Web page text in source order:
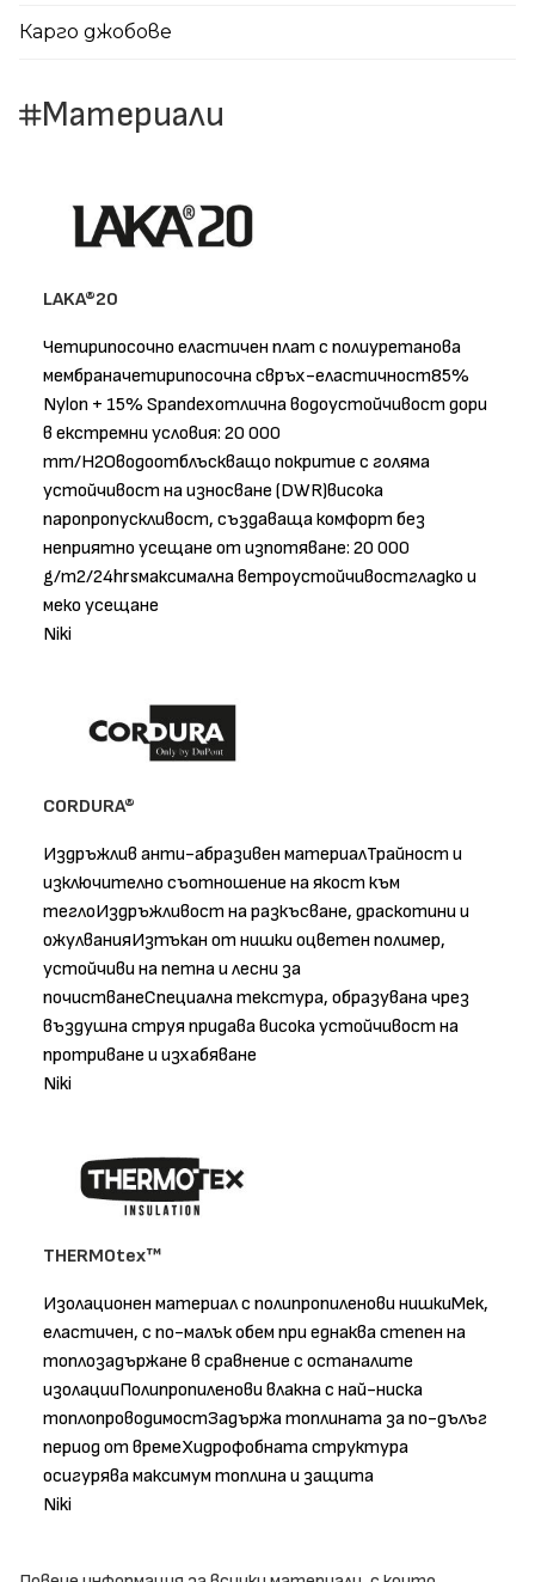
Карго джобове
Материали
LAKA®20
Четирипосочно еластичен плат с полиуретанова
мембраначетирипосочна свръх-еластичност85%
Nylon + 15% Spandexотлична водоустойчивост дори
в екстремни условия: 20 000
mm/H2Oводоотблъскващо покритие с голяма
устойчивост на износване (DWR)висока
паропропускливост, създаваща комфорт без
неприятно усещане от изпотяване: 20 000
g/m2/24hrsмаксимална ветроустойчивостгладко и
меко усещане
Niki
CORDURA®
Издръжлив анти-абразивен материалТрайност и
изключително съотношение на якост към
теглоИздръжливост на разкъсване, драскотини и
ожулванияИзтъкан от нишки оцветен полимер,
устойчиви на петна и лесни за
почистванеСпециална текстура, образувана чрез
въздушна струя придава висока устойчивост на
протриване и изхабяване
Niki
THERMOtex™
Изолационен материал с полипропиленови нишкиМек,
еластичен, с по-малък обем при еднаква степен на
топлозадържане в сравнение с останалите
изолацииПолипропиленови влакна с най-ниска
топлопроводимостЗадържа топлината за по-дълъг
период от времеХидрофобната структура
осигурява максимум топлина и защита
Niki